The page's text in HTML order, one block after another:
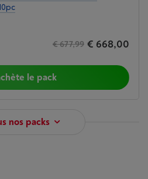
€ 677,99 € 668,00
le pack
nos packs